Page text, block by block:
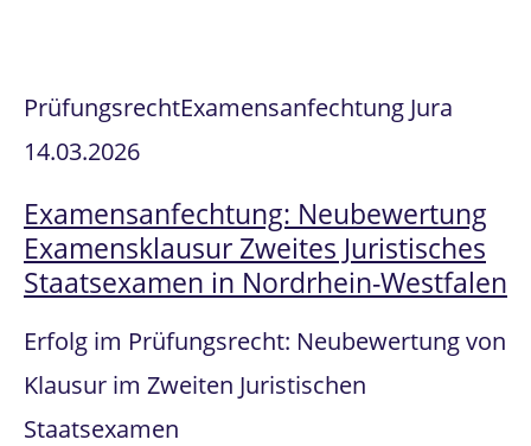
PrüfungsrechtExamensanfechtung Jura
14.03.2026
Examensanfechtung: Neubewertung
Examensklausur Zweites Juristisches
Staatsexamen in Nordrhein-Westfalen
Erfolg im Prüfungsrecht: Neubewertung von
Klausur im Zweiten Juristischen
Staatsexamen